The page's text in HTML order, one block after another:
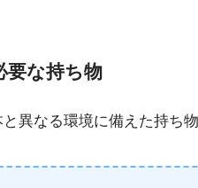
要な持ち物
異なる環境に備えた持ち物